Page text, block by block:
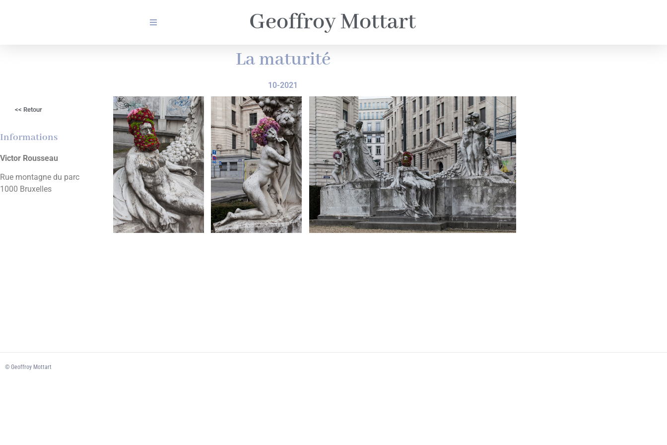
Geoffroy Mottart
La maturité
10-2021
<< Retour
Informations
Victor Rousseau
Rue montagne du parc
1000 Bruxelles
© Geoffroy Mottart